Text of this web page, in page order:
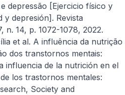
depressão [Ejercicio físico y
y depresión]. Revista
n. 14, p. 1072-1078, 2022.
et al. A influência da nutrição
dos transtornos mentais:
influencia de la nutrición en el
los trastornos mentales:
Society and